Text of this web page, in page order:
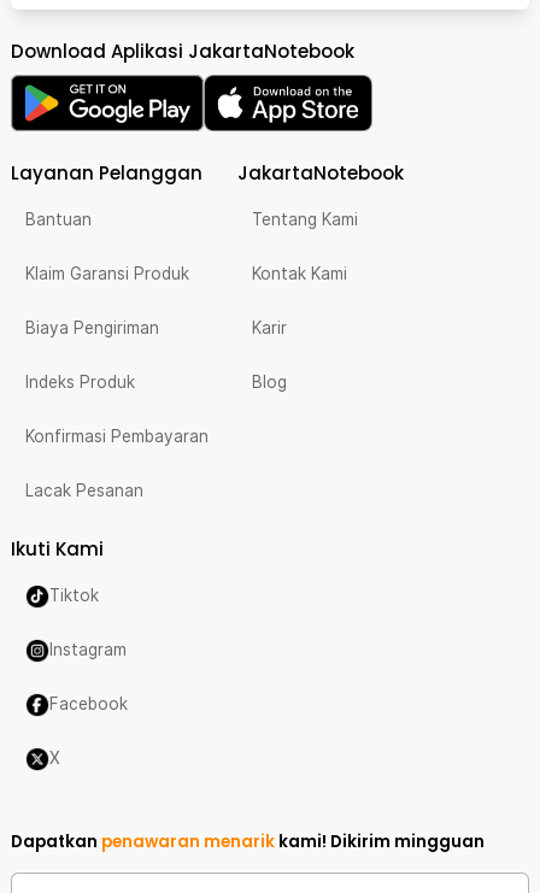
Download Aplikasi JakartaNotebook
Layanan Pelanggan
Bantuan
Klaim Garansi Produk
Biaya Pengiriman
Indeks Produk
Konfirmasi Pembayaran
Lacak Pesanan
JakartaNotebook
Tentang Kami
Kontak Kami
Karir
Blog
Ikuti Kami
Tiktok
Instagram
Facebook
X
Dapatkan penawaran menarik kami! Dikirim mingguan